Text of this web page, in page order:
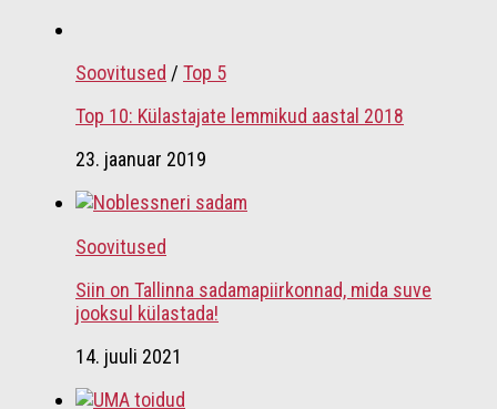
Soovitused / Top 5
Top 10: Külastajate lemmikud aastal 2018
23. jaanuar 2019
Soovitused
Siin on Tallinna sadamapiirkonnad, mida suve
jooksul külastada!
14. juuli 2021